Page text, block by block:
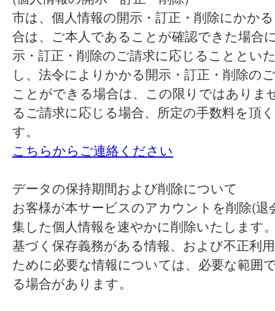
市は、個人情報の開示・訂正・削除にかか
合は、ご本人であることが確認できた場合
示・訂正・削除のご請求に応じることとい
し、法令によりかかる開示・訂正・削除の
ことができる場合は、この限りではありま
るご請求に応じる場合、所定の手数料を頂
す。
こちらからご連絡ください
データの保持期間および削除について
お客様が本サービスのアカウントを削除(退
集した個人情報を速やかに削除いたします
基づく保存義務がある情報、および不正利
ために必要な情報については、必要な範囲
る場合があります。